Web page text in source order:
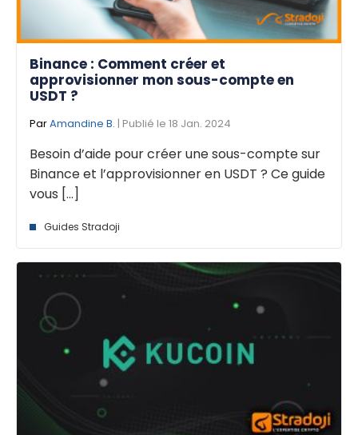
Binance : Comment créer et
approvisionner mon sous-compte en
USDT ?
ParAmandine B. | Publié le 18 Jan. 2024
Besoin d’aide pour créer une sous-compte sur
Binance et l’approvisionner en USDT ? Ce guide
vous [...]
Guides Stradoji